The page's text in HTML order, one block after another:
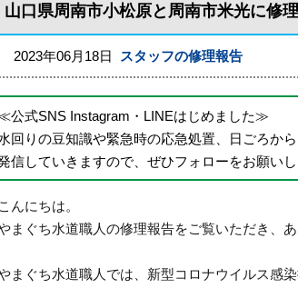
山口県周南市小松原と周南市米光に修
2023年06月18日 スタッフの修理報告
公式SNS Instagram・LINEはじめました≫
回りの豆知識や緊急時の応急処置、日ごろか
信していきますので、ぜひフォローをお願いし
こんにちは。
まぐち水道職人の修理報告をご覧いただき、あ
まぐち水道職人では、新型コロナウイルス感